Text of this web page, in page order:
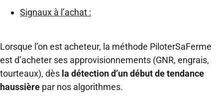
Signaux à l’achat :
Lorsque l’on est acheteur, la méthode PiloterSaFerme
est d’acheter ses approvisionnements (GNR, engrais,
tourteaux), dès la détection d’un début de tendance
haussière par nos algorithmes.